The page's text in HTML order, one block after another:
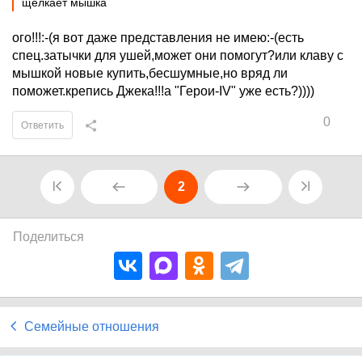
ого!!!:-(я вот даже представления не имею:-(есть
спец.затычки для ушей,может они помогут?или клаву с
мышкой новые купить,бесшумные,но вряд ли
поможет.крепись Джека!!!а "Герои-IV" уже есть?))))
0
Ответить
2
Поделиться
Семейные отношения